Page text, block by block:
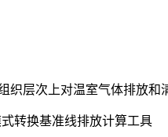
织层次上对温室气体排放
转换基准线排放计算工具